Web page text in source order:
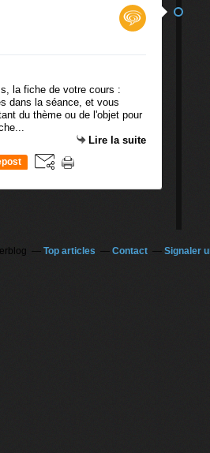
la fiche de votre cours :
dans la séance, et vous
du thème ou de l'objet pour
Lire la suite
Top articles Contact Signaler